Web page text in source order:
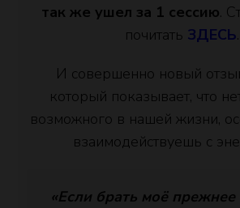
так же ушел за 1 сессию.
почитать ЗДЕСЬ.
И совершенно новый
который показывает, что
возможного в нашей жизни,
взаимодействуешь с
«Если брать моё прежнее